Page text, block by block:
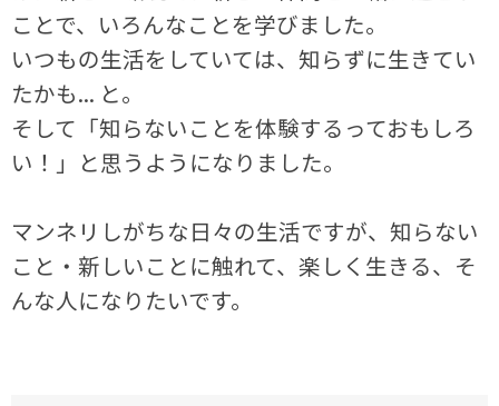
ことで、いろんなことを学びました。
いつもの生活をしていては、知らずに生きてい
たかも... と。
そして「知らないことを体験するっておもしろ
い！」と思うようになりました。
マンネリしがちな日々の生活ですが、知らない
こと・新しいことに触れて、楽しく生きる、そ
んな人になりたいです。